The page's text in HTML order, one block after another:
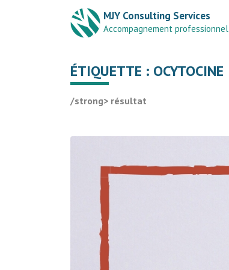
MJY Consulting Services
Accompagnement professionnel
ÉTIQUETTE : OCYTOCINE
/strong> résultat